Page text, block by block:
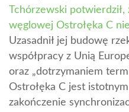
Tchórzewski
węglowej Ostrołęka C
Uzasadnił jej budowę
współpracy z Unią
oraz „dotrzymaniem
Ostrołęka C jest
zakończenie